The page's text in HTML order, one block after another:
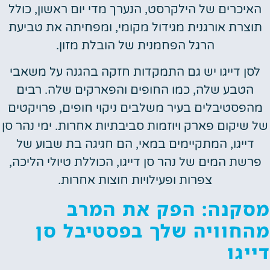
האיכרים של הילקרסט, הנערך מדי יום ראשון, כולל
תוצרת אורגנית מגידול מקומי, ומפחיתה את טביעת
הרגל הפחמנית של הובלת מזון.
לסן דייגו יש גם התמקדות חזקה בהגנה על משאבי
הטבע שלה, כמו החופים והפארקים שלה. רבים
מהפסטיבלים בעיר משלבים ניקוי חופים, פרויקטים
של שיקום פארק ויוזמות סביבתיות אחרות. ימי נהר סן
דייגו, המתקיימים במאי, הם חגיגה בת שבוע של
פרשת המים של נהר סן דייגו, הכוללת טיולי הליכה,
צפרות ופעילויות חוצות אחרות.
מסקנה: הפק את המרב
מהחוויה שלך בפסטיבל סן
דייגו